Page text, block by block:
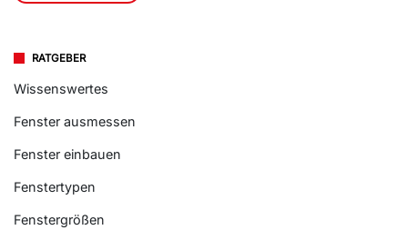
RATGEBER
Wissenswertes
Fenster ausmessen
Fenster einbauen
Fenstertypen
Fenstergrößen